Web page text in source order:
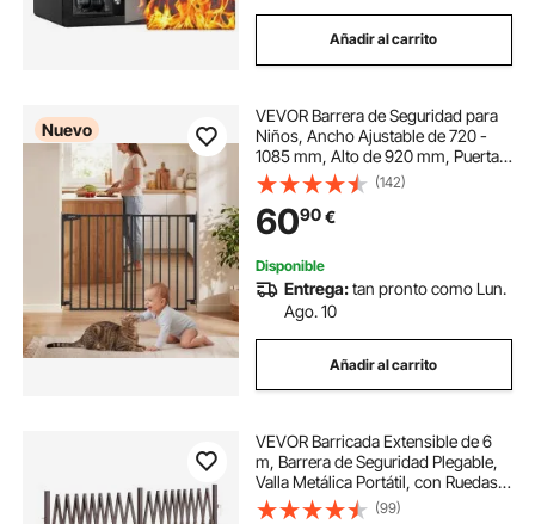
Añadir al carrito
Nuevo
VEVOR Barrera de Seguridad para
Niños, Ancho Ajustable de 720 -
1085 mm, Alto de 920 mm, Puertas
de Seguridad para Gatos y Perros,
Doble Bloqueo y Cierre Automático,
para Escaleras Dormitorio, Negro
(142)
6090€
Disponible
Entrega:tan pronto como Lun.
Ago. 10
Añadir al carrito
VEVOR Barricada Extensible de 6
m, Barrera de Seguridad Plegable,
Valla Metálica Portátil, con Ruedas y
Frenos, Aleación de Aluminio, para
(99)